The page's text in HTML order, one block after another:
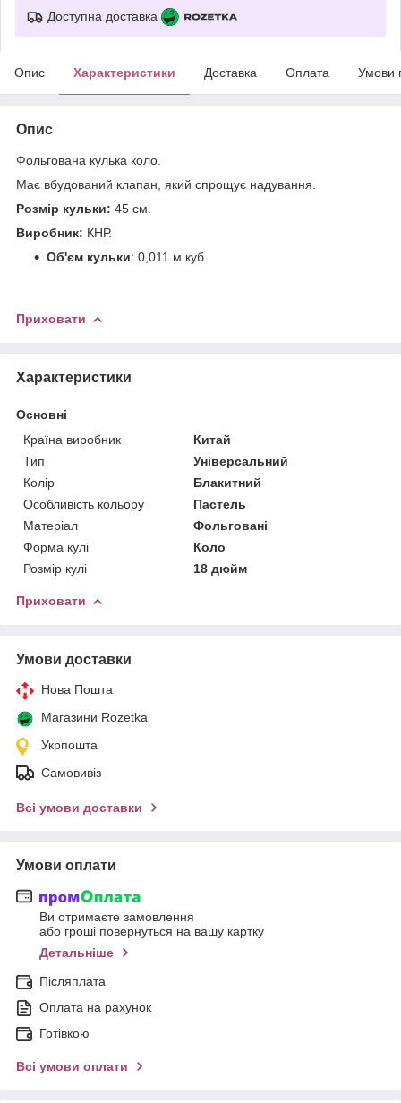
Доступна доставка
Опис Характеристики Доставка Оплата Умови
Опис
Фольгована кулька коло.
Має вбудований клапан, який спрощує надування.
Розмір кульки: 45 см.
Виробник: КНР.
Об'єм кульки: 0,011 м куб
Приховати
Характеристики
Основні
Країна виробник
Китай
Тип
Універсальний
Колір
Блакитний
Особливість кольору
Пастель
Матеріал
Фольговані
Форма кулі
Коло
Розмір кулі
18 дюйм
Приховати
Умови доставки
Нова Пошта
Магазини Rozetka
Укрпошта
Самовивіз
Всі умови доставки
Умови оплати
Ви отримаєте замовлення
або гроші повернуться на вашу картку
Детальніше
Післяплата
Оплата на рахунок
Готівкою
Всі умови оплати